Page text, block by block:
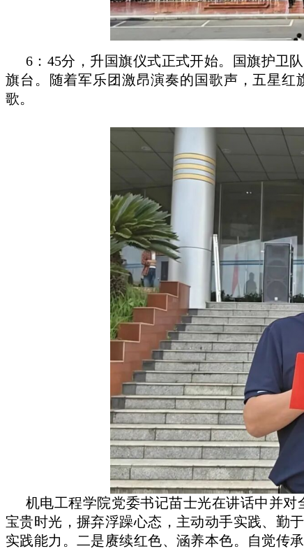
6：45分，升国旗仪式正式开始。国旗护卫
旗台。随着军乐团激昂演奏的国歌声，五星
歌。
机电工程学院党委书记苗士光在讲话中并对
宝贵时光，摒弃浮躁心态，主动动手实践、勤
实践能力。二是赓续红色、涵养本色。自觉传